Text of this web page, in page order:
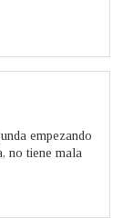
empezando
no tiene mala